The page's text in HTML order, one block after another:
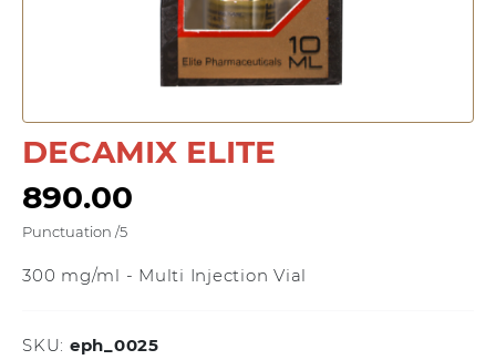
DECAMIX ELITE
890.00
Punctuation /5
300 mg/ml - Multi Injection Vial
SKU: eph_0025